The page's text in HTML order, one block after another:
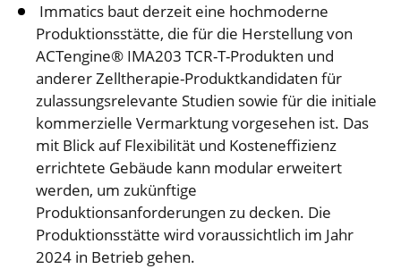
Immatics baut derzeit eine hochmoderne
Produktionsstätte, die für die Herstellung von
ACTengine® IMA203 TCR-T-Produkten und
anderer Zelltherapie-Produktkandidaten für
zulassungsrelevante Studien sowie für die initiale
kommerzielle Vermarktung vorgesehen ist. Das
mit Blick auf Flexibilität und Kosteneffizienz
errichtete Gebäude kann modular erweitert
werden, um zukünftige
Produktionsanforderungen zu decken. Die
Produktionsstätte wird voraussichtlich im Jahr
2024 in Betrieb gehen.